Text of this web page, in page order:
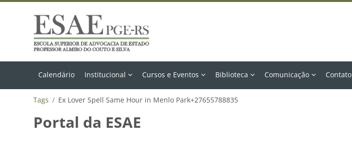
Calendário Institucional Cursos e Eventos Biblioteca Comunicação Contato
Tags Ex Lover Spell Same Hour in Menlo Park+27655788835
Portal da ESAE